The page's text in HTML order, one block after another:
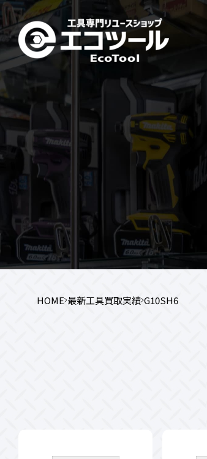
HOME 最新工具買取実績 G10SH6